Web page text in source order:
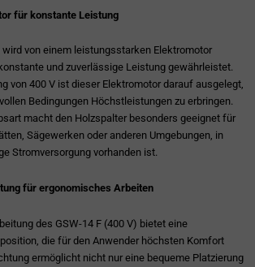
für konstante Leistung
wird von einem leistungsstarken Elektromotor
und zuverlässige Leistung gewährleistet.
von 400 V ist dieser Elektromotor darauf ausgelegt,
Bedingungen Höchstleistungen zu erbringen.
macht den Holzspalter besonders geeignet für
Sägewerken oder anderen Umgebungen, in
Stromversorgung vorhanden ist.
für ergonomisches Arbeiten
des GSW-14 F (400 V) bietet eine
die für den Anwender höchsten Komfort
ermöglicht nicht nur eine bequeme Platzierung